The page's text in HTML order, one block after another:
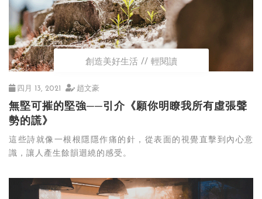
創造美好生活 輕閱讀
四月 13, 2021 趙文豪
無堅可摧的堅強──引介《願你明瞭我所有虛張聲
勢的謊》
這些詩就像一根根隱隱作痛的針，從表面的視覺直擊到內心意
識，讓人產生餘韻迴繞的感受。